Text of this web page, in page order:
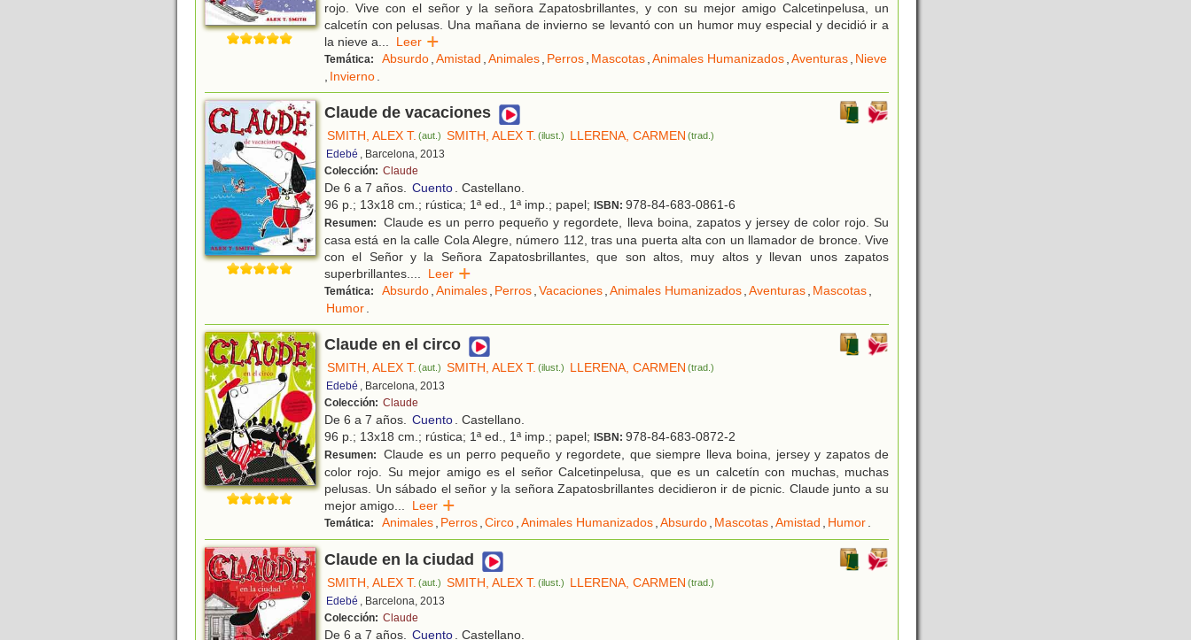
rojo. Vive con el señor y la señora Zapatosbrillantes, y con su mejor amigo Calcetinpelusa, un
calcetín con pelusas. Una mañana de invierno se levantó con un humor muy especial y decidió ir a
la nieve a... Leer
Temática: Absurdo,Amistad ,Animales, Perros, Mascotas,Animales Humanizados,Aventuras, Nieve
, Invierno.
Claude de vacaciones
SMITH, ALEX T. (aut.) SMITH, ALEX T. (ilust.) LLERENA, CARMEN (trad.)
Edebé , Barcelona, 2013
Colección: Claude
De 6 a 7 años. Cuento. Castellano.
96 p.; 13x18 cm.; rústica; 1ª ed., 1ª imp.; papel; ISBN: 978-84-683-0861-6
Resumen:
Claude es un perro pequeño y regordete, lleva boina, zapatos y jersey de color rojo. Su
casa está en la calle Cola Alegre, número 112, tras una puerta alta con un llamador de bronce. Vive
con el Señor y la Señora Zapatosbrillantes, que son altos, muy altos y llevan unos zapatos
superbrillantes.... Leer
Temática: Absurdo,Animales, Perros,Vacaciones,Animales Humanizados,Aventuras, Mascotas,
Humor.
Claude en el circo
SMITH, ALEX T. (aut.) SMITH, ALEX T. (ilust.) LLERENA, CARMEN (trad.)
Edebé , Barcelona, 2013
Colección: Claude
De 6 a 7 años. Cuento. Castellano.
96 p.; 13x18 cm.; rústica; 1ª ed., 1ª imp.; papel; ISBN: 978-84-683-0872-2
Resumen:
Claude es un perro pequeño y regordete, que siempre lleva boina, jersey y zapatos de
color rojo. Su mejor amigo es el señor Calcetinpelusa, que es un calcetín con muchas, muchas
pelusas. Un sábado el señor y la señora Zapatosbrillantes decidieron ir de picnic. Claude junto a su
mejor amigo... Leer
Temática: Animales, Perros,Circo,Animales Humanizados,Absurdo, Mascotas,Amistad , Humor.
Claude en la ciudad
SMITH, ALEX T. (aut.) SMITH, ALEX T. (ilust.) LLERENA, CARMEN (trad.)
Edebé , Barcelona, 2013
Colección: Claude
De 6 a 7 años. Cuento. Castellano.